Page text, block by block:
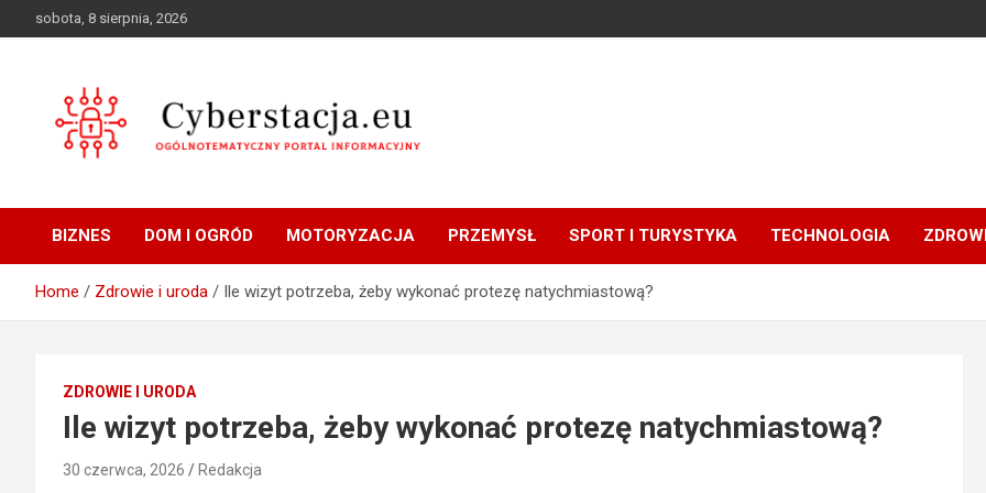
to
sobota, 8 sierpnia, 2026
Cyberstacja.eu
BIZNES DOM I OGRÓD MOTORYZACJA PRZEMYSŁ SPORT I TURYSTYKA TECHNOLOGIA
Home Zdrowie i uroda Ile wizyt potrzeba, żeby wykonać protezę natychmiastową?
ZDROWIE I URODA
Ile wizyt potrzeba, żeby wykonać protezę natychmiastową?
30 czerwca, 2026 Redakcja